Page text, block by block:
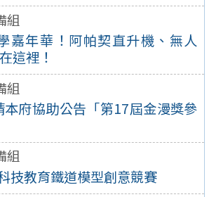
組
嘉年華！阿帕契直升機、無人
這裡！
組
府協助公告「第17屆金漫獎參
組
技教育鐵道模型創意競賽